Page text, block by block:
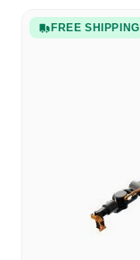
FREE SHIPPING